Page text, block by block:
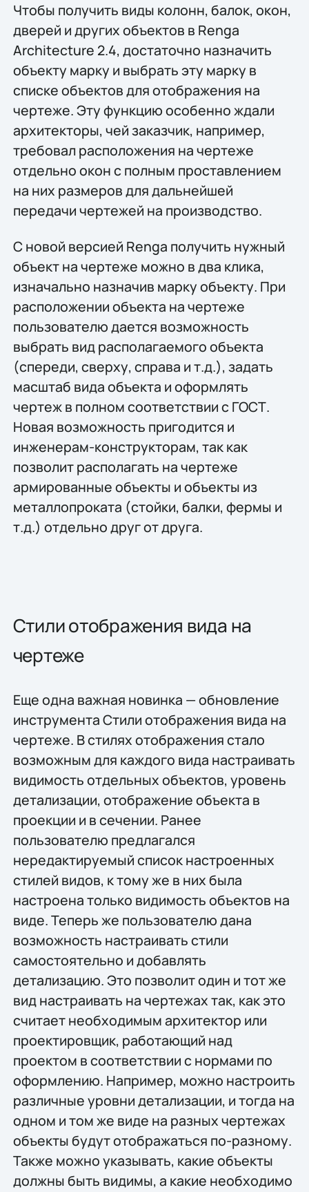
Чтобы получить виды колонн, балок, окон,
дверей и других объектов в Renga
Architecture 2.4, достаточно назначить
объекту марку и выбрать эту марку в
списке объектов для отображения на
чертеже. Эту функцию особенно ждали
архитекторы, чей заказчик, например,
требовал расположения на чертеже
отдельно окон с полным проставлением
на них размеров для дальнейшей
передачи чертежей на производство.
С новой версией Renga получить нужный
объект на чертеже можно в два клика,
изначально назначив марку объекту. При
расположении объекта на чертеже
пользователю дается возможность
выбрать вид располагаемого объекта
(спереди, сверху, справа и т.д.), задать
масштаб вида объекта и оформлять
чертеж в полном соответствии с ГОСТ.
Новая возможность пригодится и
инженерам-конструкторам, так как
позволит располагать на чертеже
армированные объекты и объекты из
металлопроката (стойки, балки, фермы и
т.д.) отдельно друг от друга.
Стили отображения вида на
чертеже
Еще одна важная новинка — обновление
инструмента Стили отображения вида на
чертеже. В стилях отображения стало
возможным для каждого вида настраивать
видимость отдельных объектов, уровень
детализации, отображение объекта в
проекции и в сечении. Ранее
пользователю предлагался
нередактируемый список настроенных
стилей видов, к тому же в них была
настроена только видимость объектов на
виде. Теперь же пользователю дана
возможность настраивать стили
самостоятельно и добавлять
детализацию. Это позволит один и тот же
вид настраивать на чертежах так, как это
считает необходимым архитектор или
проектировщик, работающий над
проектом в соответствии с нормами по
оформлению. Например, можно настроить
различные уровни детализации, и тогда на
одном и том же виде на разных чертежах
объекты будут отображаться по-разному.
Также можно указывать, какие объекты
должны быть видимы, а какие необходимо